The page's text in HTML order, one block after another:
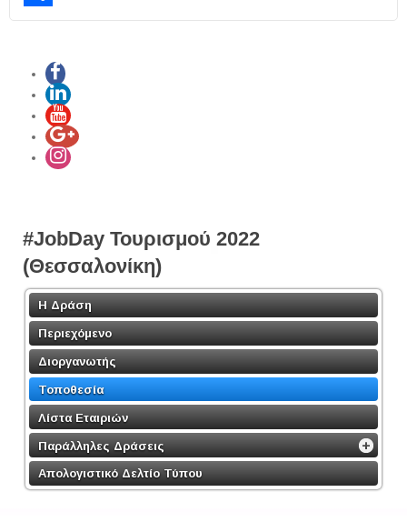
Share
#JobDay Τουρισμού 2022
(Θεσσαλονίκη)
Η Δράση
Περιεχόμενο
Διοργανωτής
Τοποθεσία
Λίστα Εταιριών
Παράλληλες Δράσεις
Απολογιστικό Δελτίο Τύπου